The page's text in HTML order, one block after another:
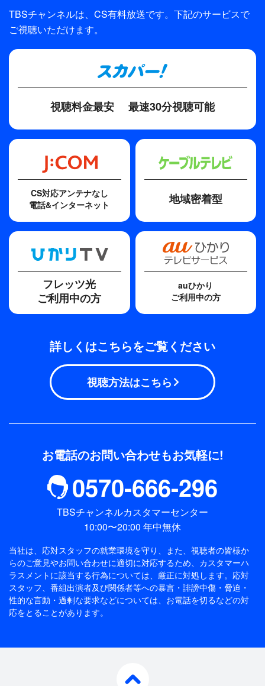
1話
制作
東映／TBS
ディレクター・監督
山村美紗「華麗なる復讐」
深沢正樹
TBSチャンネルは、CS有料放送です。下記のサービスで
ご視聴いただけます。
視聴料金最安 最速30分視聴可能
CS対応アンテナなし
電話&インターネット
地域密着型
フレッツ光
ご利用中の方
auひかり
ご利用中の方
詳しくはこちらをご覧ください
視聴方法はこちら
お電話のお問い合わせもお気軽に!
0570-666-296
TBSチャンネルカスタマーセンター
10:00〜20:00 年中無休
当社は、応対スタッフの就業環境を守り、また、視聴者の皆様か
らのご意見やお問い合わせに適切に対応するため、 カスタマーハ
ラスメントに該当する行為については、厳正に対処します。応対
スタッフ、番組出演者及び関係者等への暴言・誹謗中傷・脅迫・
性的な言動・過剰な要求などについては、お電話を切るなどの対
応をとることがあります。